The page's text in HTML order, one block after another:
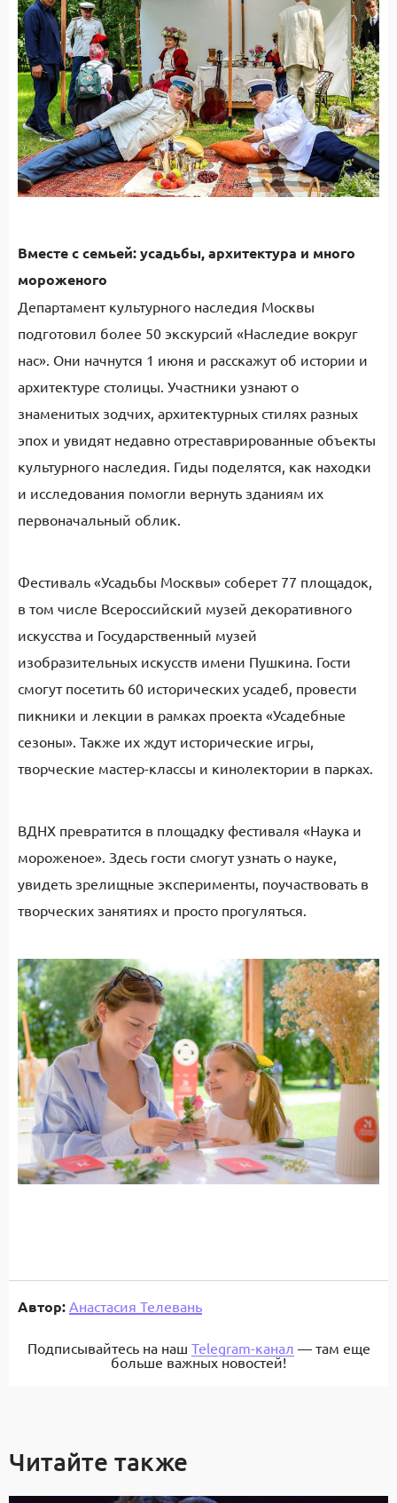
Вместе с семьей: усадьбы, архитектура и много
мороженого
Департамент культурного наследия Москвы
подготовил более 50 экскурсий «Наследие вокруг
нас». Они начнутся 1 июня и расскажут об истории и
архитектуре столицы. Участники узнают о
знаменитых зодчих, архитектурных стилях разных
эпох и увидят недавно отреставрированные объекты
культурного наследия. Гиды поделятся, как находки
и исследования помогли вернуть зданиям их
первоначальный облик.
Фестиваль «Усадьбы Москвы» соберет 77 площадок,
в том числе Всероссийский музей декоративного
искусства и Государственный музей
изобразительных искусств имени Пушкина. Гости
смогут посетить 60 исторических усадеб, провести
пикники и лекции в рамках проекта «Усадебные
сезоны». Также их ждут исторические игры,
творческие мастер-классы и кинолектории в парках.
ВДНХ превратится в площадку фестиваля «Наука и
мороженое». Здесь гости смогут узнать о науке,
увидеть зрелищные эксперименты, поучаствовать в
творческих занятиях и просто прогуляться.
Автор: Анастасия Телевань
Подписывайтесь на наш Telegram-канал — там еще
больше важных новостей!
Читайте также